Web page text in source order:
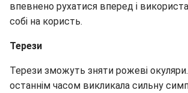
впевнено рухатися вперед і
собі на користь.
Терези
Терези зможуть зняти рожеві
останнім часом викликала сильну